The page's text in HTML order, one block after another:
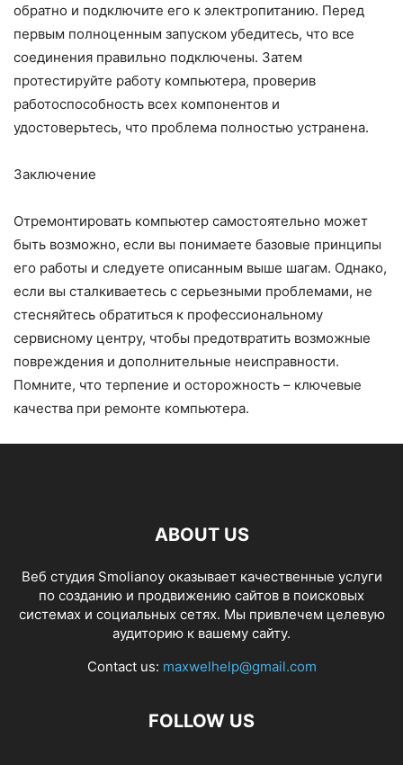
обратно и подключите его к электропитанию. Перед
первым полноценным запуском убедитесь, что все
соединения правильно подключены. Затем
протестируйте работу компьютера, проверив
работоспособность всех компонентов и
удостоверьтесь, что проблема полностью устранена.
Заключение
Отремонтировать компьютер самостоятельно может
быть возможно, если вы понимаете базовые принципы
его работы и следуете описанным выше шагам. Однако,
если вы сталкиваетесь с серьезными проблемами, не
стесняйтесь обратиться к профессиональному
сервисному центру, чтобы предотвратить возможные
повреждения и дополнительные неисправности.
Помните, что терпение и осторожность – ключевые
качества при ремонте компьютера.
ABOUT US
Веб студия Smolianoy оказывает качественные услуги
по созданию и продвижению сайтов в поисковых
системах и социальных сетях. Мы привлечем целевую
аудиторию к вашему сайту.
Contact us: maxwelhelp@gmail.com
FOLLOW US